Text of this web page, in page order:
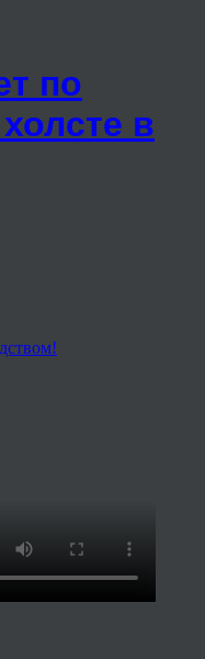
по
в